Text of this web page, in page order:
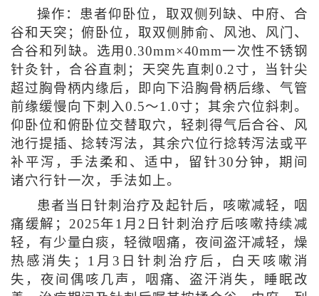
操作：患者仰卧位，取双侧列缺、中府、合
谷和天突；俯卧位，取双侧肺俞、风池、风门、
合谷和列缺。选用0.30mm×40mm一次性不锈钢
针灸针，合谷直刺；天突先直刺0.2寸，当针尖
超过胸骨柄内缘后，即向下沿胸骨柄后缘、气管
前缘缓慢向下刺入0.5～1.0寸；其余穴位斜刺。
仰卧位和俯卧位交替取穴，轻刺得气后合谷、风
池行提插、捻转泻法，其余穴位行捻转泻法或平
补平泻，手法柔和、适中，留针30分钟，期间
诸穴行针一次，手法如上。
患者当日针刺治疗及起针后，咳嗽减轻，咽
痛缓解；2025年1月2日针刺治疗后咳嗽持续减
轻，有少量白痰，轻微咽痛，夜间盗汗减轻，燥
热感消失；1月3日针刺治疗后，白天咳嗽消
失，夜间偶咳几声，咽痛、盗汗消失，睡眠改